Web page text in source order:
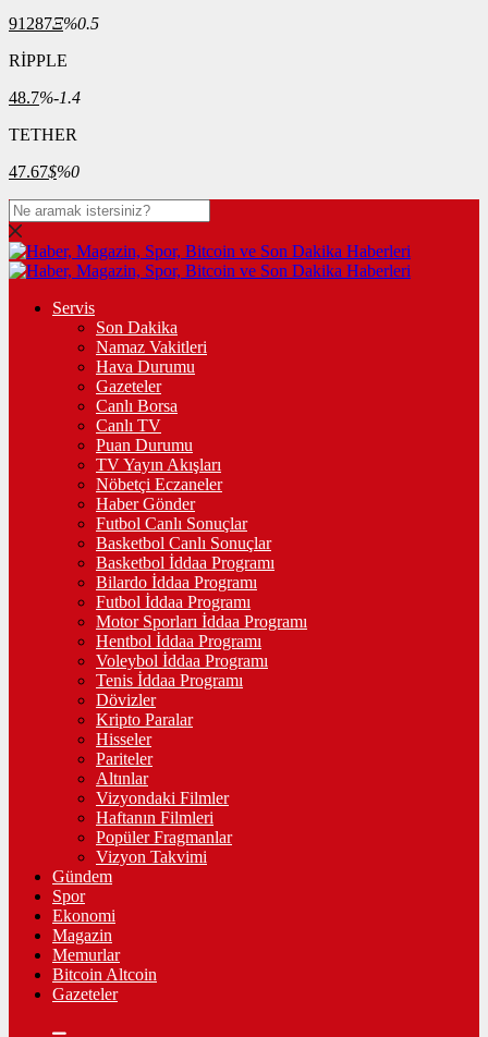
91287Ξ%0.5
RİPPLE
48.7%-1.4
TETHER
47.67$%0
Servis
Son Dakika
Namaz Vakitleri
Hava Durumu
Gazeteler
Canlı Borsa
Canlı TV
Puan Durumu
TV Yayın Akışları
Nöbetçi Eczaneler
Haber Gönder
Futbol Canlı Sonuçlar
Basketbol Canlı Sonuçlar
Basketbol İddaa Programı
Bilardo İddaa Programı
Futbol İddaa Programı
Motor Sporları İddaa Programı
Hentbol İddaa Programı
Voleybol İddaa Programı
Tenis İddaa Programı
Dövizler
Kripto Paralar
Hisseler
Pariteler
Altınlar
Vizyondaki Filmler
Haftanın Filmleri
Popüler Fragmanlar
Vizyon Takvimi
Gündem
Spor
Ekonomi
Magazin
Memurlar
Bitcoin Altcoin
Gazeteler